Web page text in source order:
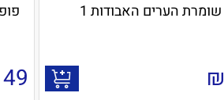
שומרת הערים האבודות 1
₪
49